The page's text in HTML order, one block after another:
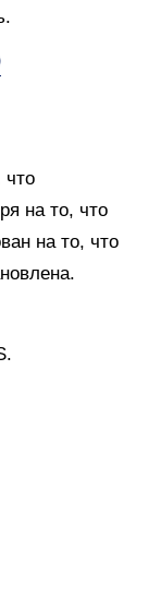
что
на то, что
на то, что